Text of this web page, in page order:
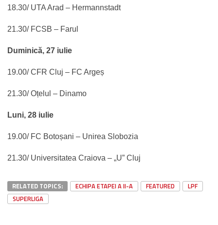
18.30/ UTA Arad – Hermannstadt
21.30/ FCSB – Farul
Duminică, 27 iulie
19.00/ CFR Cluj – FC Argeș
21.30/ Oțelul – Dinamo
Luni, 28 iulie
19.00/ FC Botoșani – Unirea Slobozia
21.30/ Universitatea Craiova – „U” Cluj
RELATED TOPICS: ECHIPA ETAPEI A II-A FEATURED
LPF
SUPERLIGA